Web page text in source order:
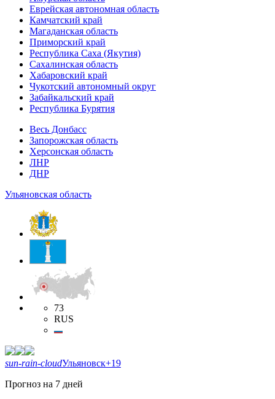
Еврейская автономная область
Камчатский край
Магаданская область
Приморский край
Республика Саха (Якутия)
Сахалинская область
Хабаровский край
Чукотский автономный округ
Забайкальский край
Республика Бурятия
Весь Донбасс
Запорожская область
Херсонская область
ЛНР
ДНР
Ульяновская область
73
RUS
sun-rain-cloudУльяновск+19
Прогноз на 7 дней